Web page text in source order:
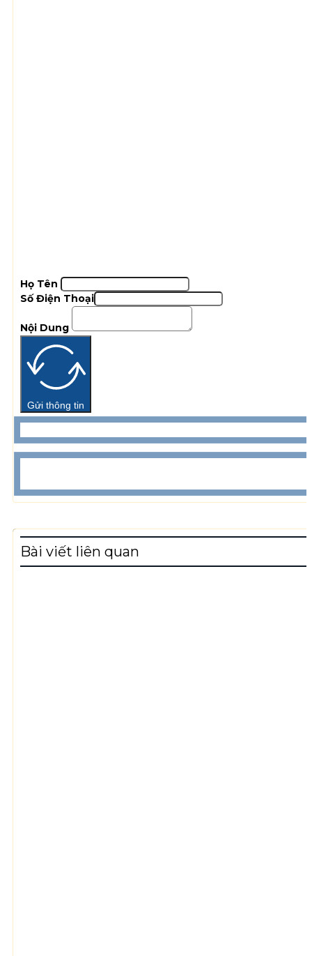
Họ Tên
Số Điện Thoại
Nội Dung
Gửi thông tin
Bài viết liên quan